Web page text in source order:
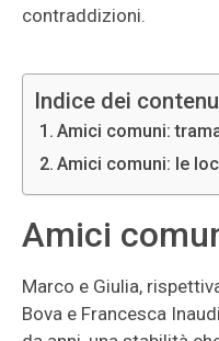
contraddizioni.
Indice dei
Amici comuni:
Amici comuni: le
Amici
Marco e Giulia,
Bova e Francesca